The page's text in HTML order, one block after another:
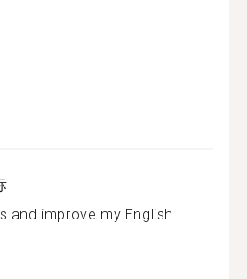
and improve my English...